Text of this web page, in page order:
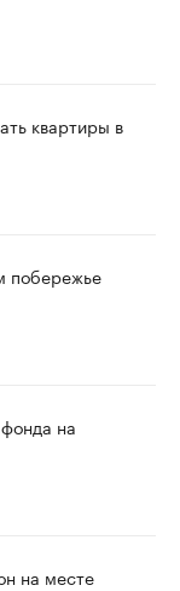
квартиры в
побережье
на
на месте